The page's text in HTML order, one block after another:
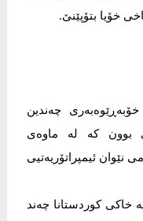
خۆیا بتۆپێنێ.
چەندین
بوون کە لە ماوەی
نێوان ئیمپراتۆریەتیی
خاکی کوردستانا چەند